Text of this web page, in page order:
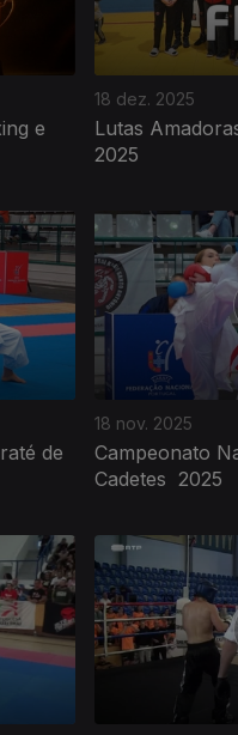
e
18 dez. 2025
Lutas
2025
de
18 nov. 2025
Campeonato
Cadetes 2025